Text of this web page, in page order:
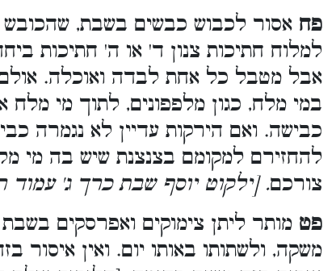
פח אסור לכבוש כבשים בשבת,
למלוח חתיכות צנון ד' או ה' חתיכות
אבל מטבל כל אחת לבדה ואוכלה.
במי מלח, כגון מלפפונים, לתוך מי
כבישה. ואם הירקות עדיין לא נגמרה
להחזירם למקומם בצנצנת שיש בה מי
צורכם. [ילקוט יוסף שבת כרך ג' עמוד
פט מותר ליתן צימוקים ואפרסקים
משקה, ולשתותו באותו יום. ואין איסור